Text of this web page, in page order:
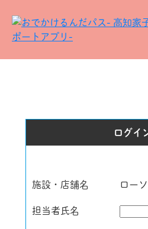
ログイ
施設・店舗名 ロー
担当者氏名